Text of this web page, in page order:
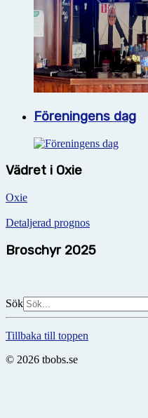
Föreningens dag
Vädret i Oxie
Oxie
Detaljerad prognos
Broschyr 2025
Sök
Tillbaka till toppen
© 2026 tbobs.se